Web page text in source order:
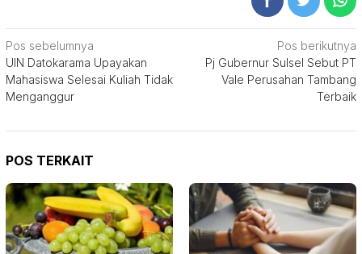
Navigasi
pos
Pos sebelumnya
UIN Datokarama Upayakan
Mahasiswa Selesai Kuliah Tidak
Menganggur
Pos berikutnya
Pj Gubernur Sulsel Sebut PT
Vale Perusahan Tambang
Terbaik
POS TERKAIT